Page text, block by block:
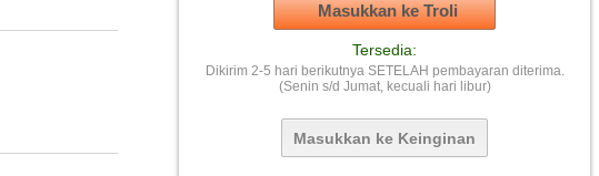
Tersedia:
Dikirim 2-5 hari berikutnya SETELAH pembayaran diterima.
(Senin s/d Jumat, kecuali hari libur)